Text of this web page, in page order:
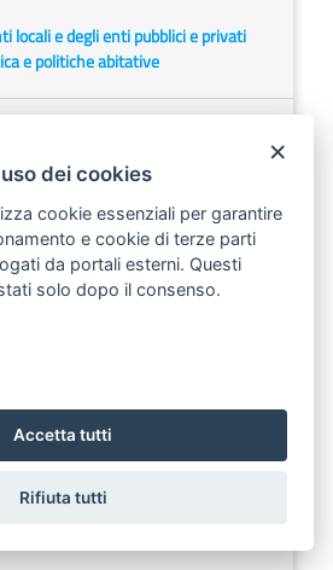
locali e degli enti pubblici e privati
e politiche abitative
DTA4 n.86 e DTA4 n. 87 del 17
di pagamento indennità di
e di deposito indennità di
locali e degli enti pubblici e privati
e infrastrutture
×
dei cookies
cookie essenziali per garantire
e cookie di terze parti
da portali esterni. Questi
solo dopo il consenso.
Accetta tutti
Rifiuta tutti